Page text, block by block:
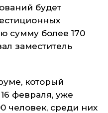
будет
сумму более 170
заместитель
который
февраля, уже
человек, среди них